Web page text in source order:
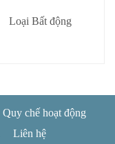
Loại Bất động
Quy chế hoạt động
Liên hệ